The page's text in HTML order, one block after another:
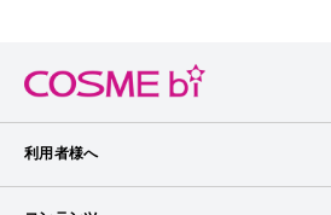
利用者様へ
メンバーログイン